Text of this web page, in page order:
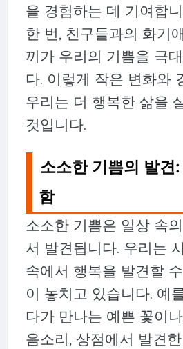
을 경험하는 데 기여합
한 번, 친구들과의 화기
끼가 우리의 기쁨을 극
다. 이렇게 작은 변화와
우리는 더 행복한 삶을
것입니다.
소소한 기쁨의 발견
함
소소한 기쁨은 일상 속
서 발견됩니다. 우리는
속에서 행복을 발견할
이 놓치고 있습니다. 예
다가 만나는 예쁜 꽃이
음소리, 상점에서 발견